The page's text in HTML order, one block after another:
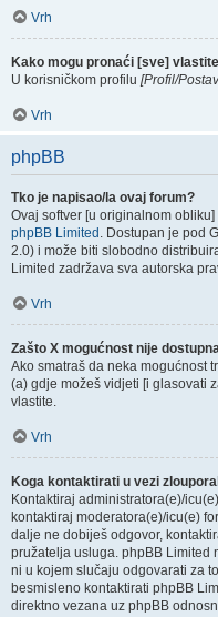
Vrh
Kako mogu pronaći [sve]
U korisničkom profilu [Profil/
Vrh
phpBB
Tko je napisao/la ovaj forum?
Ovaj softver [u originalnom
phpBB Limited . Dostupan je pod
2.0) i može biti slobodno
Limited zadržava sva autorska
Vrh
Zašto X mogućnost nije
Ako smatraš da neka mogućnost
(a) gdje možeš vidjeti [i glasovati
vlastite.
Vrh
Koga kontaktirati u vezi
Kontaktiraj administratora(e)/
kontaktiraj moderatora(e)/icu(e)
dalje ne dobiješ odgovor,
pružatelja usluga. phpBB Limited
ni u kojem slučaju odgovarati za
besmisleno kontaktirati phpBB
direktno vezana uz phpBB